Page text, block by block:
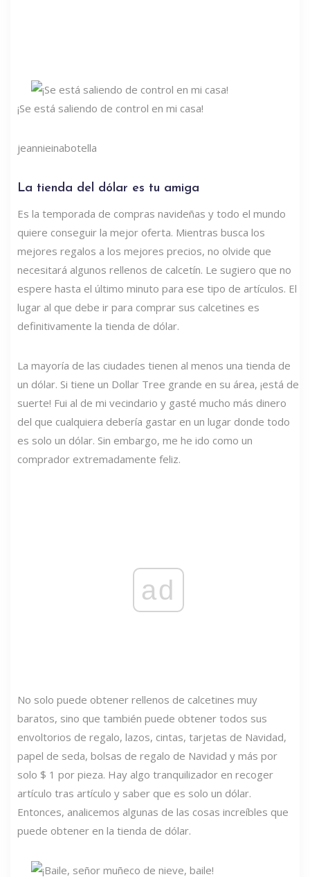
¡Se está saliendo de control en mi casa!
jeannieinabotella
La tienda del dólar es tu amiga
Es la temporada de compras navideñas y todo el mundo
quiere conseguir la mejor oferta. Mientras busca los
mejores regalos a los mejores precios, no olvide que
necesitará algunos rellenos de calcetín. Le sugiero que no
espere hasta el último minuto para ese tipo de artículos. El
lugar al que debe ir para comprar sus calcetines es
definitivamente la tienda de dólar.
La mayoría de las ciudades tienen al menos una tienda de
un dólar. Si tiene un Dollar Tree grande en su área, ¡está de
suerte! Fui al de mi vecindario y gasté mucho más dinero
del que cualquiera debería gastar en un lugar donde todo
es solo un dólar. Sin embargo, me he ido como un
comprador extremadamente feliz.
ad
No solo puede obtener rellenos de calcetines muy
baratos, sino que también puede obtener todos sus
envoltorios de regalo, lazos, cintas, tarjetas de Navidad,
papel de seda, bolsas de regalo de Navidad y más por
solo $ 1 por pieza. Hay algo tranquilizador en recoger
artículo tras artículo y saber que es solo un dólar.
Entonces, analicemos algunas de las cosas increíbles que
puede obtener en la tienda de dólar.